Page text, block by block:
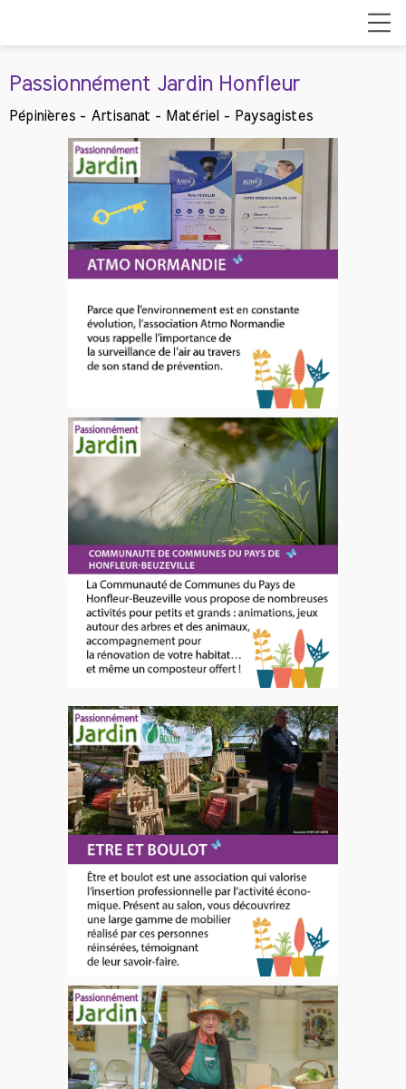
Passionnément Jardin Honfleur
Pépinières - Artisanat - Matériel - Paysagistes